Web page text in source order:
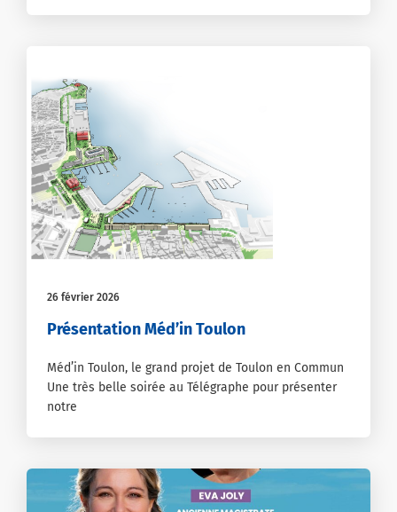
26 février 2026
Présentation Méd’in Toulon
Méd’in Toulon, le grand projet de Toulon en Commun
Une très belle soirée au Télégraphe pour présenter
notre